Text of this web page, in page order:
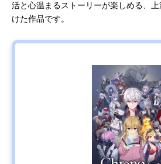
活と心温まるストーリーが楽しめる、
けた作品です。